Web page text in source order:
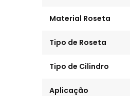
Material Roseta
Tipo de Roseta
Tipo de Cilindro
Aplicação